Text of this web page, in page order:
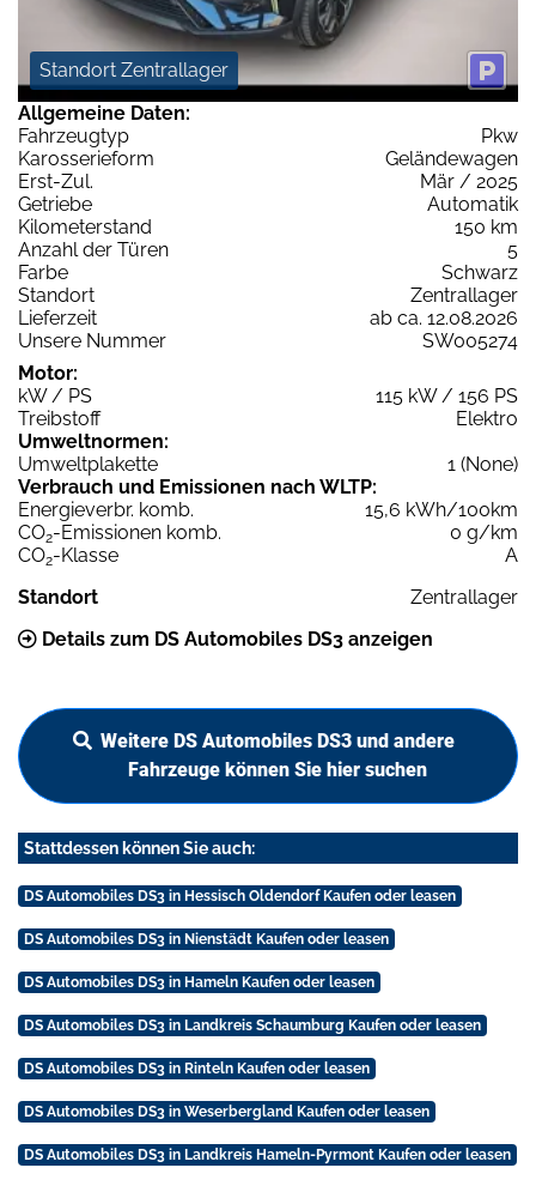
Standort Zentrallager
Allgemeine Daten:
Fahrzeugtyp
Pkw
Karosserieform
Geländewagen
Erst-Zul.
Mär / 2025
Getriebe
Automatik
Kilometerstand
150 km
Anzahl der Türen
5
Farbe
Schwarz
Standort
Zentrallager
Lieferzeit
ab ca. 12.08.2026
Unsere Nummer
SW005274
Motor:
kW / PS
115 kW / 156 PS
Treibstoff
Elektro
Umweltnormen:
Umweltplakette
1 (None)
Verbrauch und Emissionen nach WLTP:
Energieverbr. komb.
15,6 kWh/100km
CO2-Emissionen komb.
0 g/km
CO2-Klasse
A
Standort
Zentrallager
Details zum DS Automobiles DS3 anzeigen
Weitere DS Automobiles DS3 und andere
Fahrzeuge können Sie hier suchen
Stattdessen können Sie auch:
DS Automobiles DS3 in Hessisch Oldendorf Kaufen oder leasen
DS Automobiles DS3 in Nienstädt Kaufen oder leasen
DS Automobiles DS3 in Hameln Kaufen oder leasen
DS Automobiles DS3 in Landkreis Schaumburg Kaufen oder leasen
DS Automobiles DS3 in Rinteln Kaufen oder leasen
DS Automobiles DS3 in Weserbergland Kaufen oder leasen
DS Automobiles DS3 in Landkreis Hameln-Pyrmont Kaufen oder leasen